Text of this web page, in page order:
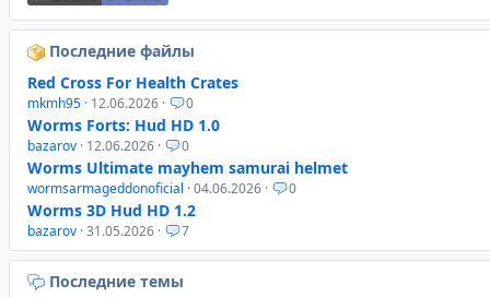
Последние файлы
Red Cross For Health Crates
mkmh95 · 12.06.2026 · 0
Worms Forts: Hud HD 1.0
bazarov · 12.06.2026 · 0
Worms Ultimate mayhem samurai helmet
wormsarmageddonoficial · 04.06.2026 · 0
Worms 3D Hud HD 1.2
bazarov · 31.05.2026 · 7
Последние темы